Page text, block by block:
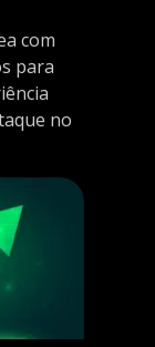
com
para
no